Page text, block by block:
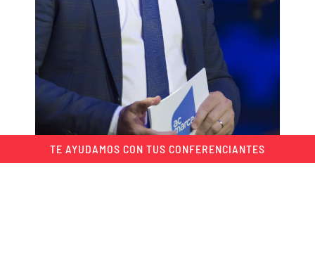
TE AYUDAMOS CON TUS CONFERENCIANTES